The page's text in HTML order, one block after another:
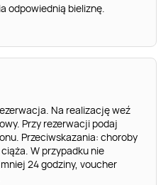
odpowiednią bieliznę.
Na realizację weź
Przy rezerwacji podaj
Przeciwskazania: choroby
W przypadku nie
24 godziny, voucher